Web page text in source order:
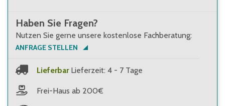
Haben Sie Fragen?
Nutzen Sie gerne unsere kostenlose Fachberatung:
ANFRAGE STELLEN
Lieferbar Lieferzeit: 4 - 7 Tage
Frei-Haus ab 200€